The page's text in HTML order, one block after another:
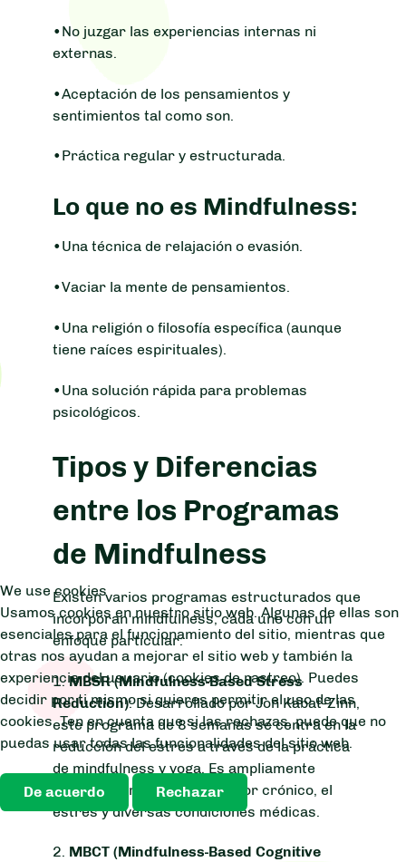
•No juzgar las experiencias internas ni
externas.
•Aceptación de los pensamientos y
sentimientos tal como son.
•Práctica regular y estructurada.
Lo que no es Mindfulness:
•Una técnica de relajación o evasión.
•Vaciar la mente de pensamientos.
•Una religión o filosofía específica (aunque
tiene raíces espirituales).
•Una solución rápida para problemas
psicológicos.
Tipos y Diferencias
entre los Programas
de Mindfulness
Existen varios programas estructurados que
incorporan mindfulness, cada uno con un
enfoque particular:
1.MBSR (Mindfulness-Based Stress
Reduction): Desarrollado por Jon Kabat-Zinn,
este programa de 8 semanas se centra en la
reducción del estrés a través de la práctica
de mindfulness y yoga. Es ampliamente
utilizado para manejar el dolor crónico, el
estrés y diversas condiciones médicas.
2. MBCT (Mindfulness-Based Cognitive
We use cookies
Usamos cookies en nuestro sitio web. Algunas de ellas son
esenciales para el funcionamiento del sitio, mientras que
otras nos ayudan a mejorar el sitio web y también la
experiencia del usuario (cookies de rastreo). Puedes
decidir por ti mismo si quieres permitir el uso de las
cookies. Ten en cuenta que si las rechazas, puede que no
puedas usar todas las funcionalidades del sitio web.
De acuerdo Rechazar